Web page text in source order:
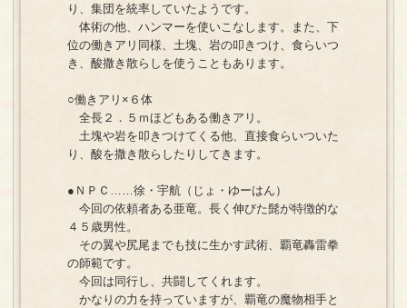
り、集団を統率していたようです。
体術の他、ハンマーを使いこなします。また、下
位の働きアリ同様、土塊、岩の叩きつけ、食らいつ
き、酸撒き散らしを使うこともあります。
○働きアリ×６体
全長２．５ｍほどもある働きアリ。
土塊や岩を叩きつけてくる他、直接食らいついた
り、酸を撒き散らしたりしてきます。
●ＮＰＣ……徐・宇航（じょ・ゆーはん）
今回の依頼者ある亜竜。長く伸びた髭が特徴的な
４５歳男性。
その翼や尻尾までも技に生かす武術、覇竜轟雷拳
の師範です。
今回は同行し、共闘してくれます。
かなりの力を持っていますが、覇竜の魔物相手と